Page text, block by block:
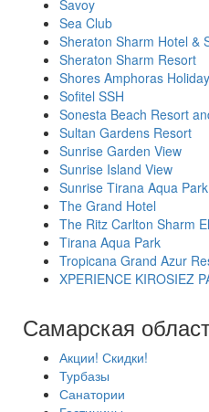
Savoy
Sea Club
Sheraton Sharm Hotel &
Sheraton Sharm Resort
Shores Amphoras
Sofitel SSH
Sonesta Beach Resort
Sultan Gardens Resort
Sunrise Garden View
Sunrise Island View
Sunrise Tirana Aqua
The Grand Hotel
The Ritz Carlton Sharm
Tirana Aqua Park
Tropicana Grand Azur
XPERIENCE KIROSIEZ
Самарская
Акции! Скидки!
Турбазы
Санатории